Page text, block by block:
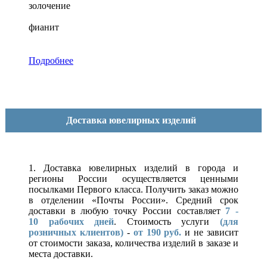
золочение
фианит
Подробнее
Доставка ювелирных изделий
1. Доставка ювелирных изделий в города и
регионы России осуществляется ценными
посылками Первого класса. Получить заказ можно
в отделении «Почты России». Средний срок
доставки в любую точку России составляет 7 -
10 рабочих дней. Стоимость услуги(для
розничных клиентов)- от 190 руб. и не зависит
от стоимости заказа, количества изделий в заказе и
места доставки.